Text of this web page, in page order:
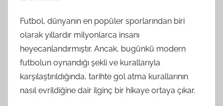
Futbol, dünyanın en popüler sporlarından biri
olarak yıllardır milyonlarca insanı
heyecanlandırmıştır. Ancak, bugünkü modern
futbolun oynandığı şekli ve kurallarıyla
karşılaştırıldığında, tarihte gol atma kurallarının
nasıl evrildiğine dair ilginç bir hikaye ortaya çıkar.